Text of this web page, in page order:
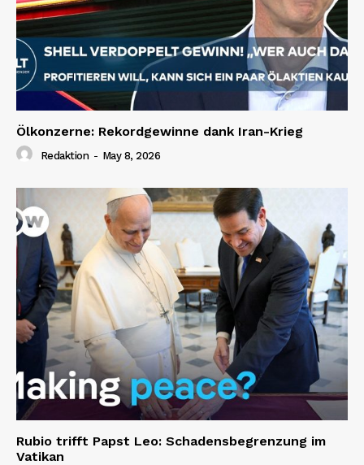
Ölkonzerne: Rekordgewinne dank Iran-Krieg
Redaktion - May 8, 2026
Rubio trifft Papst Leo: Schadensbegrenzung im
Vatikan